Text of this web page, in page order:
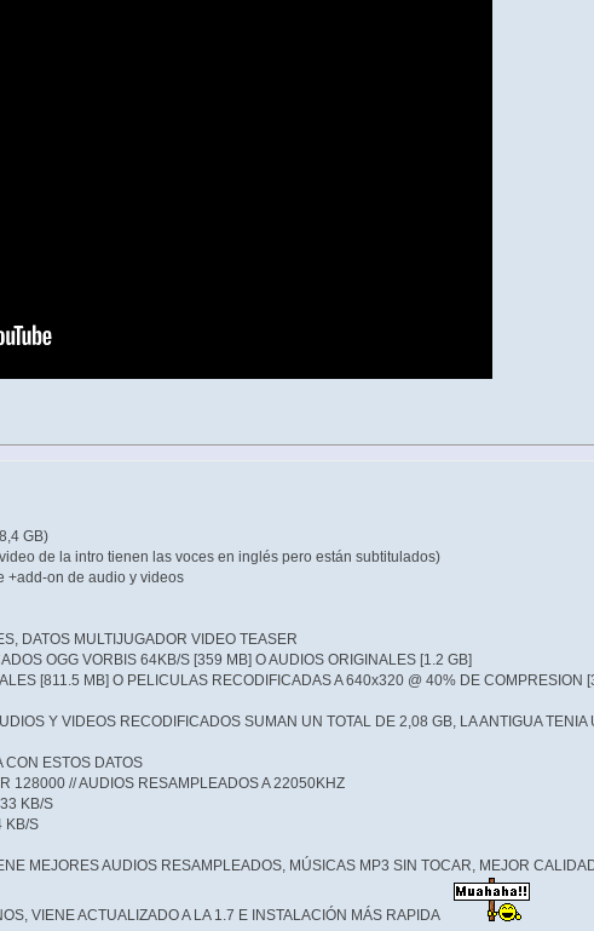
GB)
de la intro tienen las voces en inglés pero están subtitulados)
+add-on de audio y videos
DATOS MULTIJUGADOR VIDEO TEASER
OGG VORBIS 64KB/S [359 MB] O AUDIOS ORIGINALES [1.2 GB]
[811.5 MB] O PELICULAS RECODIFICADAS A 640x320 @ 40% DE COMPRESION
Y VIDEOS RECODIFICADOS SUMAN UN TOTAL DE 2,08 GB, LA ANTIGUA TENIA
CON ESTOS DATOS
128000 // AUDIOS RESAMPLEADOS A 22050KHZ
KB/S
KB/S
MEJORES AUDIOS RESAMPLEADOS, MÚSICAS MP3 SIN TOCAR, MEJOR
VIENE ACTUALIZADO A LA 1.7 E INSTALACIÓN MÁS RAPIDA